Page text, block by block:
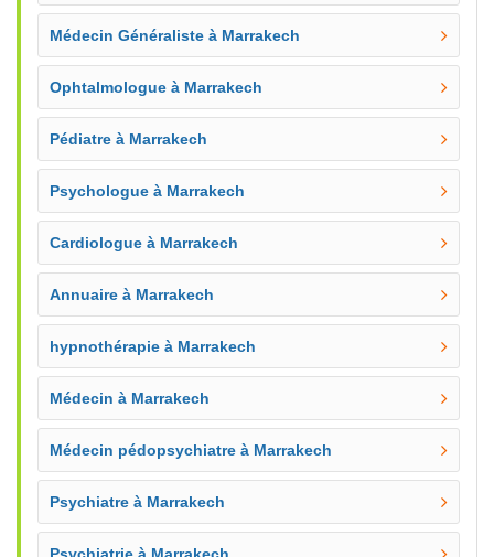
Médecin Généraliste à Marrakech
Ophtalmologue à Marrakech
Pédiatre à Marrakech
Psychologue à Marrakech
Cardiologue à Marrakech
Annuaire à Marrakech
hypnothérapie à Marrakech
Médecin à Marrakech
Médecin pédopsychiatre à Marrakech
Psychiatre à Marrakech
Psychiatrie à Marrakech